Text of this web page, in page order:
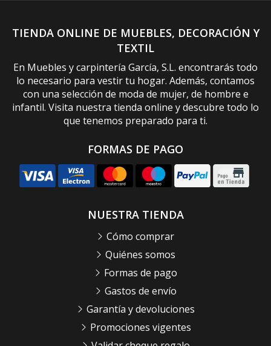
TIENDA ONLINE DE MUEBLES, DECORACIÓN Y
TEXTIL
En Muebles y carpintería García, S.L. encontrarás todo
lo necesario para vestir tu hogar. Además, contamos
con una selección de moda de mujer, de hombre e
infantil. Visita nuestra tienda online y descubre todo lo
que tenemos preparado para ti.
FORMAS DE PAGO
NUESTRA TIENDA
Cómo comprar
Quiénes somos
Formas de pago
Gastos de envío
Garantía y devoluciones
Promociones vigentes